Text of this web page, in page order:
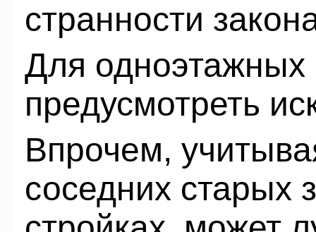
странности
Для одноэтажных
предусмотреть
Впрочем,
соседних старых